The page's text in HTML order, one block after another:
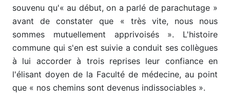
souvenu qu'« au début, on a parlé de parachutage »
avant de constater que « très vite, nous nous
sommes mutuellement apprivoisés ». L'histoire
commune qui s'en est suivie a conduit ses collègues
à lui accorder à trois reprises leur confiance en
l'élisant doyen de la Faculté de médecine, au point
que « nos chemins sont devenus indissociables ».